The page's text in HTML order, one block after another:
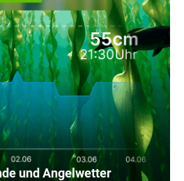
und Angelwetter